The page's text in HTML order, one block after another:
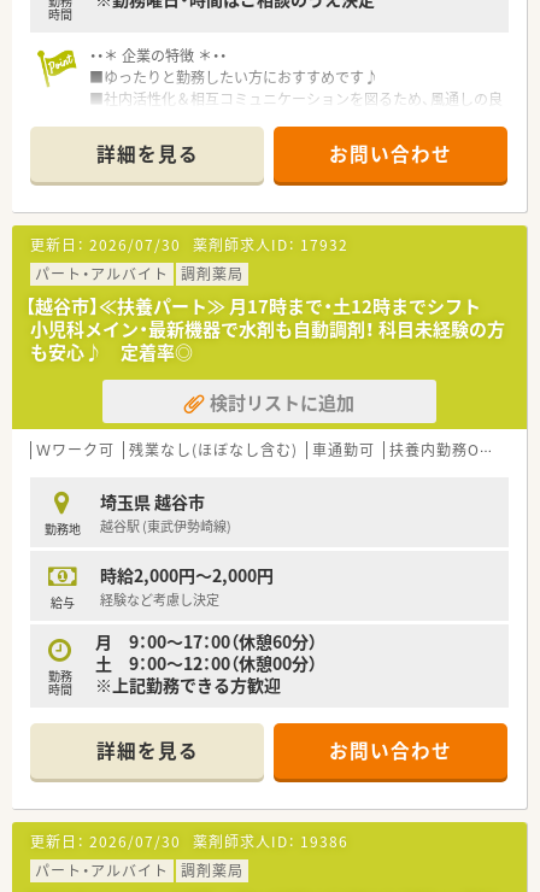
時間
・・＊ 企業の特徴 ＊・・
■ゆったりと勤務したい方におすすめです♪
■社内活性化＆相互コミュニケーションを図るため、風通しの良
■経験が浅い方も安心の教育体制があります。
詳細を見る お問い合わせ
更新日： 2026/07/30 薬剤師求人ID： 17932
パート・アルバイト
調剤薬局
【越谷市】≪扶養パート≫ 月17時まで・土12時までシフト
小児科メイン・最新機器で水剤も自動調剤！ 科目未経験の方
も安心♪ 定着率◎
検討リストに追加
Ｗワーク可 残業なし(ほぼなし含む) 車通勤可 扶養内勤務OK
勤務地
埼玉県 越谷市
越谷駅 (東武伊勢崎線)
給与
時給2,000円～2,000円
経験など考慮し決定
勤務
時間
月 9：00～17：00（休憩60分）
土 9：00～12：00（休憩00分）
※上記勤務できる方歓迎
詳細を見る お問い合わせ
更新日： 2026/07/30 薬剤師求人ID： 19386
パート・アルバイト
調剤薬局